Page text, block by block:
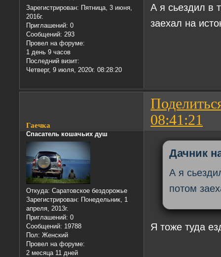
Зарегистрирован: Пятница, 3 июня,
2016г.
Приглашений: 0
Сообщений: 293
Провел на форуме:
1 день 9 часов
Последний визит:
Четверг, 9 июля, 2020г. 08:28:20
А я сьездил в
заехал на
08:41:21
Гаечка
Спасатель кошачьих душ
Откуда: Саратовское бездорожье
Зарегистрирован: Понедельник, 1
апреля, 2013г.
Приглашений: 0
Сообщений: 19788
Пол: Женский
Провел на форуме:
2 месяца 11 дней
Дачник
А я
потом
Я тоже туда